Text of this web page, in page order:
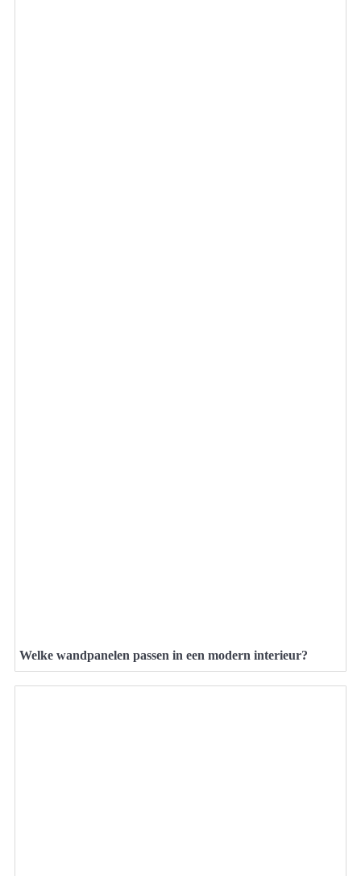
Welke wandpanelen passen in een modern interieur?